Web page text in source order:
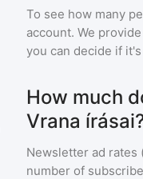
To see how many
account. We
you can decide if
How much
Vrana
Newsletter ad rates
number of